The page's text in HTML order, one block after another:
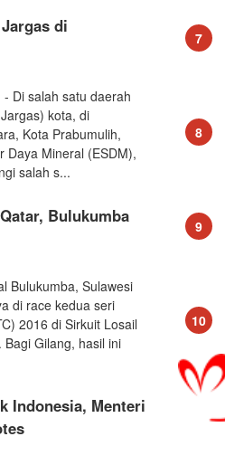
di
Di salah satu daerah
kota, di
Kota Prabumulih,
Daya Mineral (ESDM),
salah s...
Bulukumba
Bulukumba, Sulawesi
di race kedua seri
2016 di Sirkuit Losail
Gilang, hasil ini
Indonesia, Menteri
7
8
9
10